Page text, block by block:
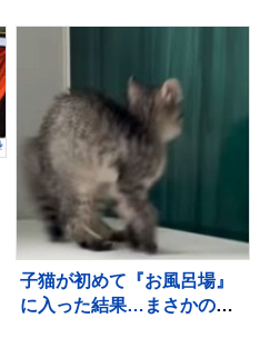
子猫が初めて『お風呂場』
に入った結果…まさかの